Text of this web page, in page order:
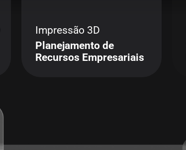
Impressão 3D
Planejamento de
Recursos Empresariais